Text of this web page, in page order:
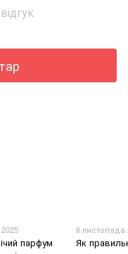
парфум
6 листопада
Як